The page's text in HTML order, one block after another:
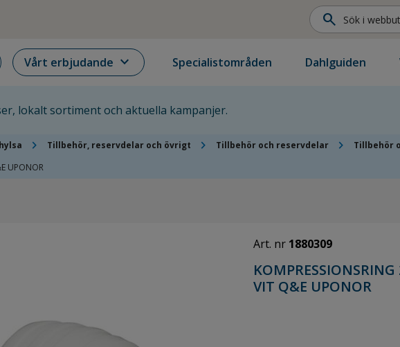
search
Vårt erbjudande expand_more Specialistområden Dahlguiden
lokalt sortiment och aktuella kampanjer.
chevron_right Tillbehör, reservdelar och övrigt chevron_right Tillbehör och reservdelar chevron_right Tillbehör
UPONOR
Art. nr 1880309
VIT Q&E UPONOR